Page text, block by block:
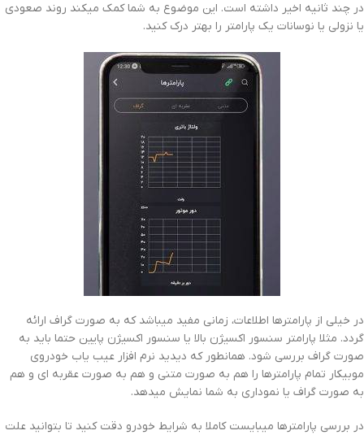
در چند ثانیه اخیر داشته است. این موضوع به شما کمک میکند روند صعودی
یا نزولی یا نوسانات یک پارامتر را بهتر درک کنید.
در خیلی از پارامترها اطلاعات، زمانی مفید میباشد که به صورت گراف ارائه
گردد. مثلا پارامتر سنسور اکسیژن بالا یا سنسور اکسیژن پایین حتما باید به
صورت گراف بررسی شود. همانطور که دیدید نرم افزار عیب یاب خودروی
موبیکار تمام پارامترها را هم به صورت متنی و هم به صورت عقربه ای و هم
به صورت گراف یا نموداری به شما نمایش میدهد.
در بررسی پارامترها میبایست کاملا به شرایط خودرو دقت کنید تا بتوانید علت